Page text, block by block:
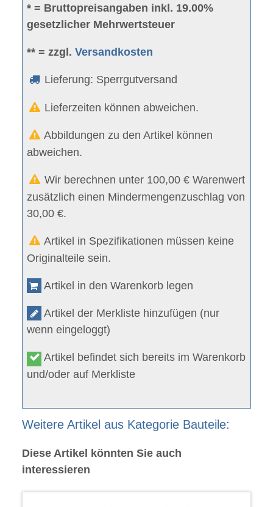
* = Bruttopreisangaben inkl. 19.00%
gesetzlicher Mehrwertsteuer
** = zzgl.Versandkosten
Lieferung: Sperrgutversand
Lieferzeiten können abweichen.
Abbildungen zu den Artikel können
abweichen.
Wir berechnen unter 100,00 € Warenwert
zusätzlich einen Mindermengenzuschlag von
30,00 €.
Artikel in Spezifikationen müssen keine
Originalteile sein.
Artikel in den Warenkorb legen
Artikel der Merkliste hinzufügen (nur
wenn eingeloggt)
Artikel befindet sich bereits im Warenkorb
und/oder auf Merkliste
Weitere Artikel aus Kategorie Bauteile:
Diese Artikel könnten Sie auch
interessieren